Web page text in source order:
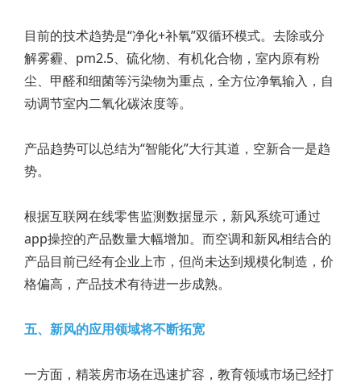
目前的技术趋势是“净化+补氧”双循环模式。去除或分
解雾霾、pm2.5、硫化物、有机化合物，室内原有粉
尘、甲醛和细菌等污染物为重点，全方位净氧输入，自
动调节室内二氧化碳浓度等。
产品趋势可以总结为“智能化”大行其道，空新合一是趋
势。
根据互联网在线零售监测数据显示，新风系统可通过
app操控的产品数量大幅增加。而空调和新风相结合的
产品目前已经有企业上市，但尚未达到规模化制造，价
格偏高，产品技术有待进一步成熟。
五、新风的应用领域将不断拓宽
一方面，精装房市场在迅速扩容，教育领域市场已经打